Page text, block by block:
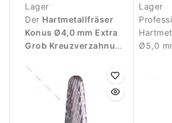
ein
Gel,
Lager
Der Hartmetallfräser
Konus Ø4,0 mm Extra
Grob Kreuzverzahnung
ideal für besonders
schnelles und
aggressives Entfernen
von Gel, Acryl, Polygel
Lager
Ø5,0